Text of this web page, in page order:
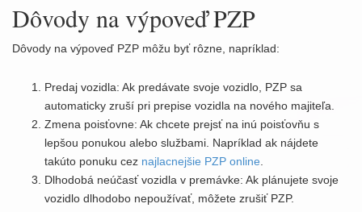
Dôvody na výpoveď PZP
Dôvody na výpoveď PZP môžu byť rôzne, napríklad:
Predaj vozidla: Ak predávate svoje vozidlo, PZP sa
automaticky zruší pri prepise vozidla na nového majiteľa.
Zmena poisťovne: Ak chcete prejsť na inú poisťovňu s
lepšou ponukou alebo službami. Napríklad ak nájdete
takúto ponuku cez najlacnejšie PZP online
Dlhodobá neúčasť vozidla v premávke: Ak plánujete svoje
vozidlo dlhodobo nepoužívať, môžete zrušiť PZP.